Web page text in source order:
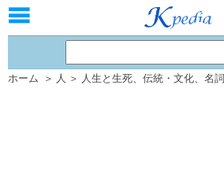
ホーム ＞ 人 ＞ 人生と生死、 伝統・文化、 名詞